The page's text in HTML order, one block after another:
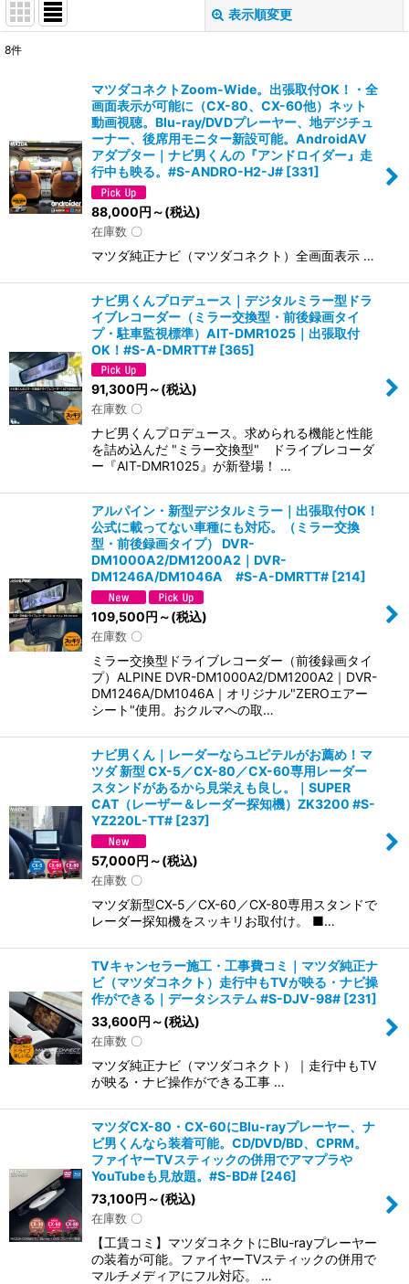
表示順変更
絞り込む
8件
マツダコネクトZoom-Wide。出張取付OK！・全
画面表示が可能に（CX-80、CX-60他）ネット
動画視聴。Blu-ray/DVDプレーヤー、地デジチュ
ーナー、後席用モニター新設可能。AndroidAV
アダプター｜ナビ男くんの『アンドロイダー』走
行中も映る。#S-ANDRO-H2-J# [331]
88,000円 ～(税込)
在庫数 〇
マツダ純正ナビ（マツダコネクト）全画面表示 …
ナビ男くんプロデュース｜デジタルミラー型ドラ
イブレコーダー（ミラー交換型・前後録画タイ
プ・駐車監視標準）AIT-DMR1025｜出張取付
OK！#S-A-DMRTT# [365]
91,300円 ～(税込)
在庫数 〇
ナビ男くんプロデュース。求められる機能と性能
を詰め込んだ "ミラー交換型" ドライブレコーダ
ー『AIT-DMR1025』が新登場！ …
アルパイン・新型デジタルミラー｜出張取付OK！
公式に載ってない車種にも対応。（ミラー交換
型・前後録画タイプ） DVR-
DM1000A2/DM1200A2｜DVR-
DM1246A/DM1046A #S-A-DMRTT# [214]
109,500円 ～(税込)
在庫数 〇
ミラー交換型ドライブレコーダー（前後録画タイ
プ）ALPINE DVR-DM1000A2/DM1200A2｜DVR-
DM1246A/DM1046A｜オリジナル"ZEROエアー
シート"使用。おクルマへの取…
ナビ男くん｜レーダーならユピテルがお薦め！マ
ツダ 新型 CX-5／CX-80／CX-60専用レーダー
スタンドがあるから見栄えも良し。｜SUPER
CAT（レーザー＆レーダー探知機）ZK3200 #S-
YZ220L-TT# [237]
57,000円 ～(税込)
在庫数 〇
マツダ新型CX-5／CX-60／CX-80専用スタンドで
レーダー探知機をスッキリお取付け。 ■…
TVキャンセラー施工・工事費コミ｜マツダ純正ナ
ビ（マツダコネクト）走行中もTVが映る・ナビ操
作ができる｜データシステム #S-DJV-98# [231]
33,600円 ～(税込)
在庫数 〇
マツダ純正ナビ（マツダコネクト）｜走行中もTV
が映る・ナビ操作ができる工事 …
マツダCX-80・CX-60にBlu-rayプレーヤー、ナ
ビ男くんなら装着可能。CD/DVD/BD、CPRM。
ファイヤーTVスティックの併用でアマプラや
YouTubeも見放題。#S-BD# [246]
73,100円 ～(税込)
在庫数 〇
【工賃コミ】マツダコネクトにBlu-rayプレーヤー
の装着が可能。ファイヤーTVスティックの併用で
マルチメディアにフル対応。 …